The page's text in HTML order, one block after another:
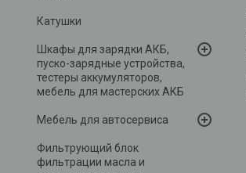
Катушки
Шкафы для зарядки АКБ,
пуско-зарядные устройства,
тестеры аккумуляторов,
мебель для мастерских АКБ
Мебель для автосервиса
Фильтрующий блок
фильтрации масла и